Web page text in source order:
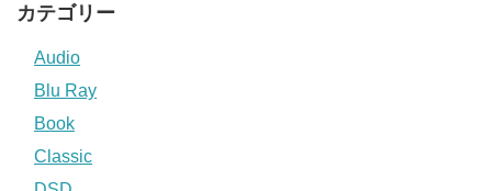
カテゴリー
Audio
Blu Ray
Book
Classic